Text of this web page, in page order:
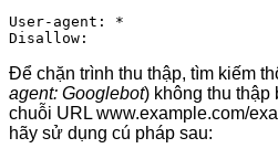
User-agent: *
Disallow:
Để chặn trình thu thập, tìm kiếm
agent: Googlebot) không thu thập
chuỗi URL www.example.com/
hãy sử dụng cú pháp sau: